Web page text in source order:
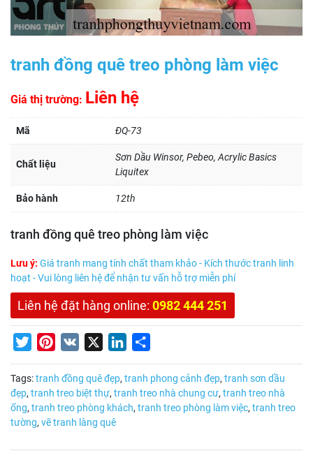
tranh đồng quê treo phòng làm việc
Giá thị trường: Liên hệ
Mã ĐQ-73
Chất liệu
Sơn Dầu Winsor, Pebeo, Acrylic Basics
Liquitex
Bảo hành 12th
tranh đồng quê treo phòng làm việc
Lưu ý: Giá tranh mang tính chất tham khảo - Kích thước tranh linh
hoạt - Vui lòng liên hệ để nhận tư vấn hỗ trợ miễn phí
Liên hệ đặt hàng online: 0982 444 251
TwitterPinterest
VK LinkedIn
Tags:tranh đồng quê đẹp, tranh phong cảnh đẹp, tranh sơn dầu
đẹp, tranh treo biệt thự, tranh treo nhà chung cư, tranh treo nhà
ống, tranh treo phòng khách, tranh treo phòng làm việc, tranh treo
tường, vẽ tranh làng quê